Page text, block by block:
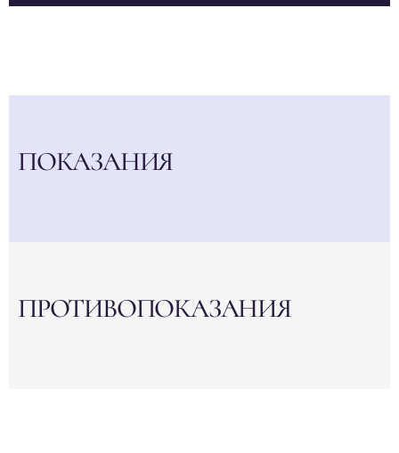
ПОКАЗАНИЯ
ПРОТИВОПОКАЗАНИЯ